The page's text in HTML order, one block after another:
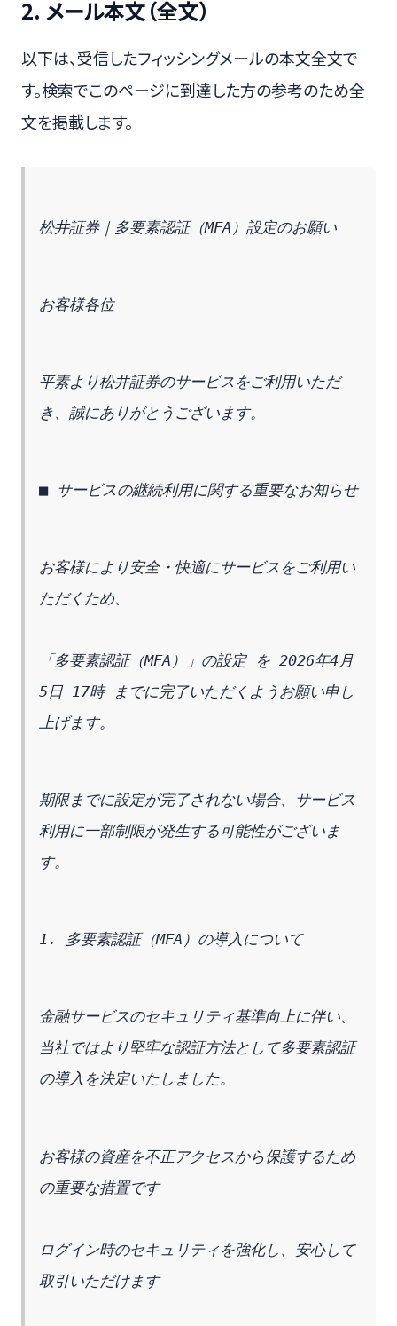
2. メール本文（全文）
以下は、受信したフィッシングメールの本文全文で
す。検索でこのページに到達した方の参考のため全
文を掲載します。
松井証券｜多要素認証（MFA）設定のお願い
お客様各位
平素より松井証券のサービスをご利用いただ
き、誠にありがとうございます。
■ サービスの継続利用に関する重要なお知らせ
お客様により安全・快適にサービスをご利用い
ただくため、
「多要素認証（MFA）」の設定 を 2026年4月
5日 17時 までに完了いただくようお願い申し
上げます。
期限までに設定が完了されない場合、サービス
利用に一部制限が発生する可能性がございま
す。
1. 多要素認証（MFA）の導入について
金融サービスのセキュリティ基準向上に伴い、
当社ではより堅牢な認証方法として多要素認証
の導入を決定いたしました。
お客様の資産を不正アクセスから保護するため
の重要な措置です
ログイン時のセキュリティを強化し、安心して
取引いただけます